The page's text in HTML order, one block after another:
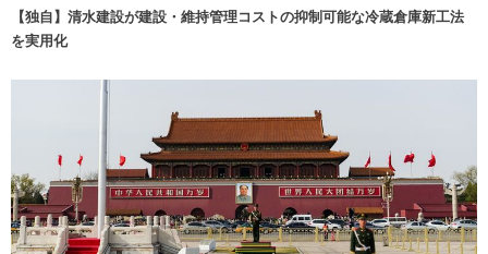
【独自】清水建設が建設・維持管理コストの抑制可能な冷蔵倉庫新工法
を実用化